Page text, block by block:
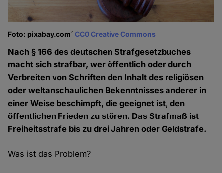
Foto: pixabay.com´CC0 Creative Commons
Nach § 166 des deutschen Strafgesetzbuches
macht sich strafbar, wer öffentlich oder durch
Verbreiten von Schriften den Inhalt des religiösen
oder weltanschaulichen Bekenntnisses anderer in
einer Weise beschimpft, die geeignet ist, den
öffentlichen Frieden zu stören. Das Strafmaß ist
Freiheitsstrafe bis zu drei Jahren oder Geldstrafe.
Was ist das Problem?